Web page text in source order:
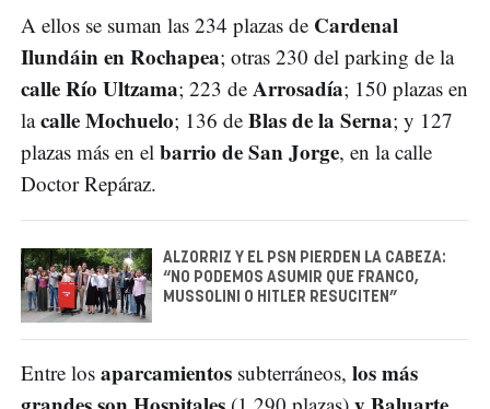
A ellos se suman las 234 plazas de Cardenal
Ilundáin en Rochapea; otras 230 del parking de la
calle Río Ultzama; 223 de Arrosadía; 150 plazas en
lacalle Mochuelo; 136 de Blas de la Serna; y 127
plazas más en el barrio de San Jorge, en la calle
Doctor Repáraz.
ALZORRIZ Y EL PSN PIERDEN LA CABEZA:
“NO PODEMOS ASUMIR QUE FRANCO,
MUSSOLINI O HITLER RESUCITEN”
Entre los aparcamientos subterráneos, los más